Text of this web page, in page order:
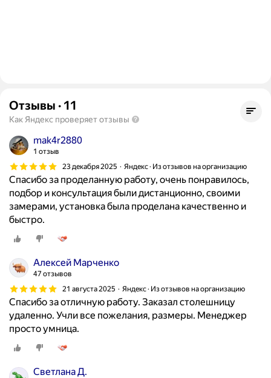
Отзывы · 11
Как Яндекс проверяет отзывы
mak4r2880
1 отзыв
23 декабря 2025
Яндекс · Из отзывов на организацию
Спасибо за проделанную работу, очень понравилось,
подбор и консультация были дистанционно, своими
замерами, установка была проделана качественно и
быстро.
Алексей Марченко
47 отзывов
21 августа 2025
Яндекс · Из отзывов на организацию
Спасибо за отличную работу. Заказал столешницу
удаленно. Учли все пожелания, размеры. Менеджер
просто умница.
Светлана Д.